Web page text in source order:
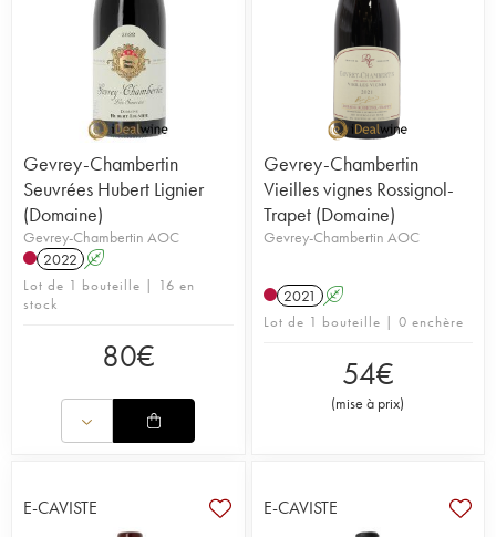
Gevrey-Chambertin
Seuvrées Hubert Lignier
(Domaine)
Gevrey-Chambertin AOC
2022 A
Lot de 1 bouteille | 16 en
stock
80€
Gevrey-Chambertin
Vieilles vignes Rossignol-
Trapet (Domaine)
Gevrey-Chambertin AOC
2021 A
Lot de 1 bouteille | 0 enchère
54€
(mise à prix)
E-CAVISTE E-CAVISTE